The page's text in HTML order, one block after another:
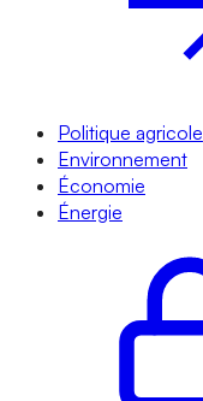
Politique agricole
Environnement
Économie
Énergie